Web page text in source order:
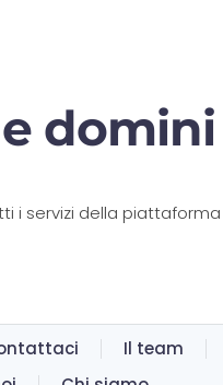
domini
i servizi della
Il team